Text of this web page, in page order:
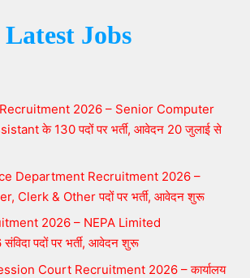
Latest Jobs
2026 – Senior Computer
के 130 पदों पर भर्ती, आवेदन 20 जुलाई से
Department Recruitment 2026 –
Clerk & Other पदों पर भर्ती, आवेदन शुरू
2026 – NEPA Limited
पदों पर भर्ती, आवेदन शुरू
Court Recruitment 2026 – कार्यालय